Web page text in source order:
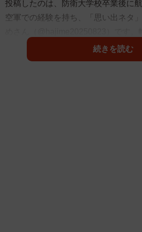
投稿したのは、防衛大学校卒業後に
空軍での経験を持ち、「思い出ネタ
が入っているという噂を聞いて楽し
実際に入っていたのはなんと「5円」
続きを読む